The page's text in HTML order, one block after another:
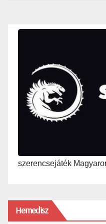
szerencsejáték
Hemedisz